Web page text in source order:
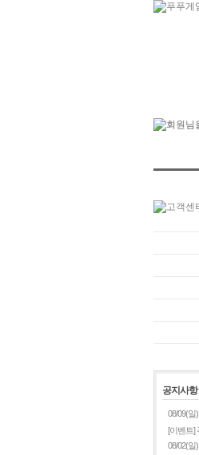
공지사항
08/09(일
[이벤트]
08/02(일